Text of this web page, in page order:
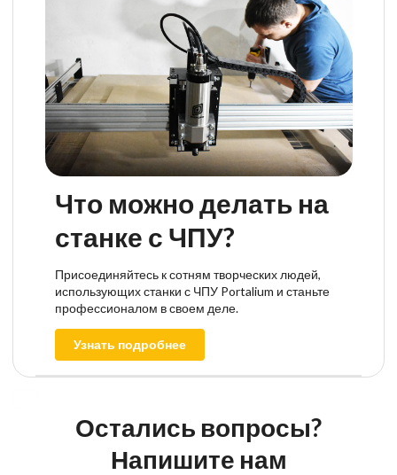
Что можно делать на
станке с ЧПУ?
Присоединяйтесь к сотням творческих людей,
использующих станки с ЧПУ Portalium и станьте
профессионалом в своем деле.
Узнать подробнее
Остались вопросы?
Напишите нам